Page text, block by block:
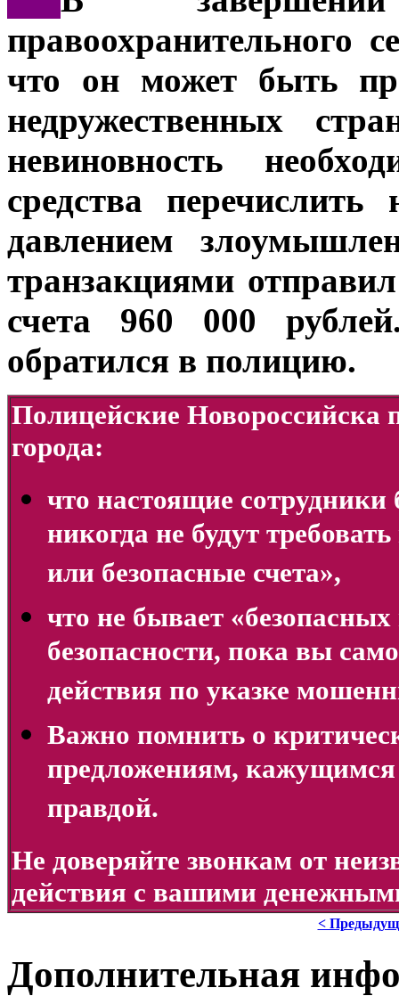
правоохранительного
что он может быть
недружественных
невиновность
средства
давлением
транзакциями
счета 960 000
обратился в полицию.
Полицейские Новороссийска
города:
что настоящие
никогда не будут
или безопасные счета»,
что не бывает
безопасности, пока вы
действия по указке
Важно помнить о
предложениям,
правдой.
Не доверяйте звонкам от
действия с вашими
<
Дополнительная